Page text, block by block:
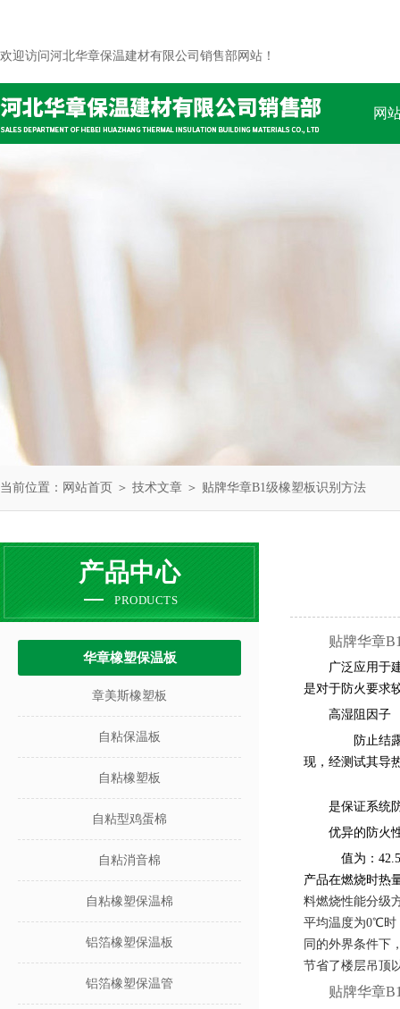
欢迎访问河北华章保温建材有限公司销售部网站！
网
当前位置： 网站首页 ＞ 技术文章 ＞ 贴牌华章B1级橡塑板识别方法
产品中心
PRODUCTS
华章橡塑保温板
章美斯橡塑板
自粘保温板
自粘橡塑板
自粘型鸡蛋棉
自粘消音棉
自粘橡塑保温棉
铝箔橡塑保温板
铝箔橡塑保温管
贴牌华章
广泛应用于
是对于防火要求
高湿阻因子
防止结露
现，经测试其导
是保证系统
优异的防火
值为： 42.5
产品在燃烧时热
料燃烧性能分级
平均温度为0℃时
同的外界条件下
节省了楼层吊顶
贴牌华章